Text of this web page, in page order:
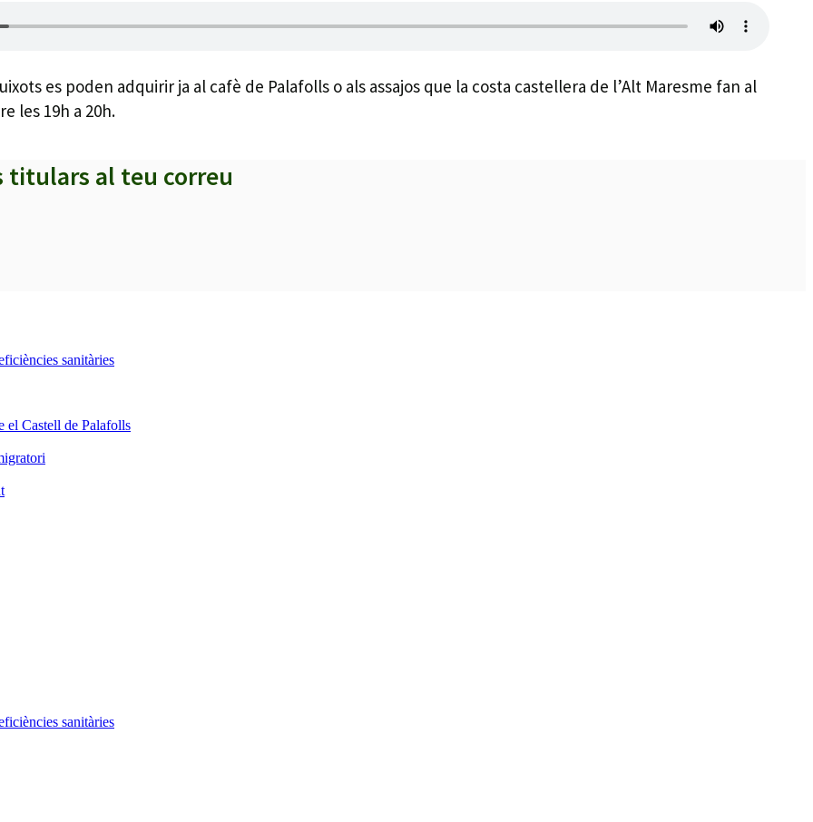
es poden adquirir ja al cafè de Palafolls o als assajos que la costa castellera de l’Alt Maresme fan al
les 19h a 20h.
titulars al teu correu
sanitàries
el Castell de Palafolls
sanitàries